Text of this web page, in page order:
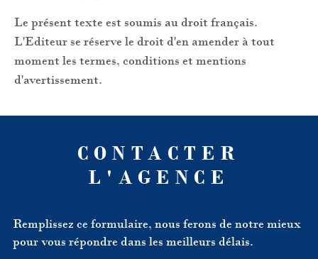
Le présent texte est soumis au droit français.
L'Editeur se réserve le droit d'en amender à tout
moment les termes, conditions et mentions
d'avertissement.
CONTACTER
L'AGENCE
Remplissez ce formulaire, nous ferons de notre mieux
pour vous répondre dans les meilleurs délais.